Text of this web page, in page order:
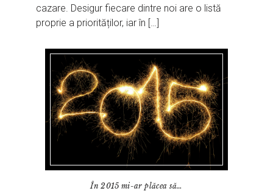
cazare. Desigur fiecare dintre noi are o listă
proprie a priorităților, iar în […]
În 2015 mi-ar plăcea să…